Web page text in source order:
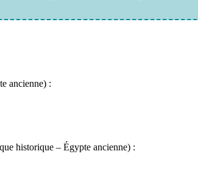
ancienne) :
historique – Égypte ancienne) :